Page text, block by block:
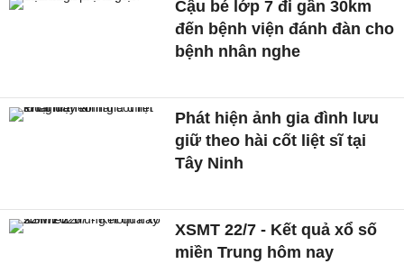
Cậu bé lớp 7 đi gần 30km
đến bệnh viện đánh đàn cho
bệnh nhân nghe
Phát hiện ảnh gia đình lưu
giữ theo hài cốt liệt sĩ tại
Tây Ninh
XSMT 22/7 - Kết quả xổ số
miền Trung hôm nay